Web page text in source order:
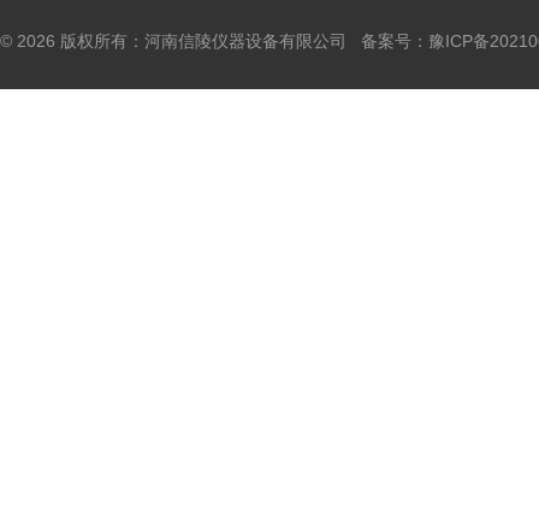
© 2026 版权所有：河南信陵仪器设备有限公司 备案号： 豫ICP备